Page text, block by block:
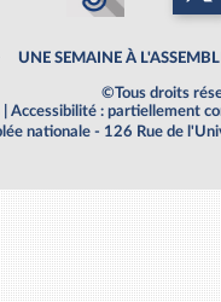
UNE SEMAINE À
©Tous droits
Accessibilité : partiellement
nationale - 126 Rue de